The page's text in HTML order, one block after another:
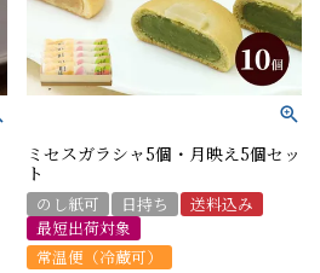
ミセスガラシャ5個・月映え5個セッ
ト
のし紙可 日持ち
送料込み
最短出荷対象
常温便（冷蔵可）